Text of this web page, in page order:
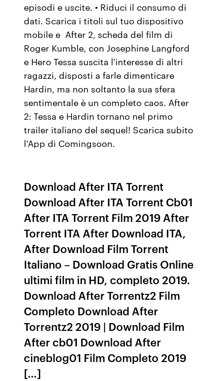
episodi e uscite. • Riduci il consumo di
dati. Scarica i titoli sul tuo dispositivo
mobile e After 2, scheda del film di
Roger Kumble, con Josephine Langford
e Hero Tessa suscita l'interesse di altri
ragazzi, disposti a farle dimenticare
Hardin, ma non soltanto la sua sfera
sentimentale è un completo caos. After
2: Tessa e Hardin tornano nel primo
trailer italiano del sequel! Scarica subito
l'App di Comingsoon.
Download After ITA Torrent
Download After ITA Torrent Cb01
After ITA Torrent Film 2019 After
Torrent ITA After Download ITA,
After Download Film Torrent
Italiano – Download Gratis Online
ultimi film in HD, completo 2019.
Download After Torrentz2 Film
Completo Download After
Torrentz2 2019 | Download Film
After cb01 Download After
cineblog01 Film Completo 2019
[…]